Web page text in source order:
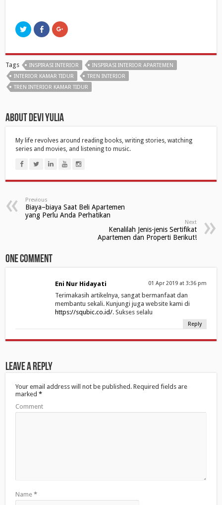
C
l
k
t
o
s
h
a
r
e
T
w
i
e
r
(
s
n
e
w
w
)
C
l
k
t
o
s
h
a
r
e
F
a
c
o
o
k
O
n
n
n
e
w
w
)
C
l
k
t
o
s
h
a
r
e
e
+
(
O
p
s
e
w
w
Tags INSPIRASI INTERIOR
INSPIRASI INTERIOR APARTEMEN
INTERIOR KAMAR TIDUR
TREN INTERIOR
TREN INTERIOR KAMAR TIDUR
About Devi Yulia
My life revolves around reading books, writing stories, watching
series and movies, and listening to music.
Previous
Biaya–biaya Saat Beli Apartemen
yang Perlu Anda Perhatikan
Next
Kenalilah Jenis-jenis Sertifikat
Apartemen dan Properti Berikut!
One comment
Eni Nur Hidayati 01 Apr 2019 at 3:36 pm
Terimakasih artikelnya, sangat bermanfaat dan
membantu sekali. Kunjungi juga website kami di
https://squbic.co.id/. Sukses selalu
Reply
Leave a Reply
Your email address will not be published. Required fields are
marked*
Comment
Name*